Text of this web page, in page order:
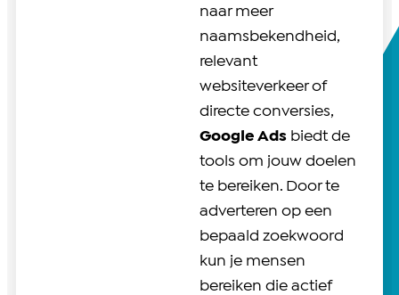
naar meer
naamsbekendheid,
relevant
websiteverkeer of
directe conversies,
Google Ads biedt de
tools om jouw doelen
te bereiken. Door te
adverteren op een
bepaald zoekwoord
kun je mensen
bereiken die actief